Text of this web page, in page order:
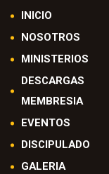
INICIO
NOSOTROS
MINISTERIOS
DESCARGAS
MEMBRESIA
EVENTOS
DISCIPULADO
GALERIA